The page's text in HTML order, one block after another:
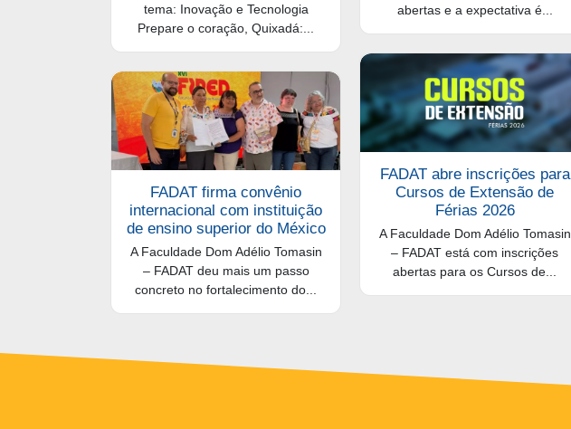
tema: Inovação e Tecnologia
Prepare o coração, Quixadá:...
abertas e a expectativa é...
FADAT abre inscrições para
Cursos de Extensão de
Férias 2026
A Faculdade Dom Adélio Tomasin
– FADAT está com inscrições
abertas para os Cursos de...
FADAT firma convênio
internacional com instituição
de ensino superior do México
A Faculdade Dom Adélio Tomasin
– FADAT deu mais um passo
concreto no fortalecimento do...